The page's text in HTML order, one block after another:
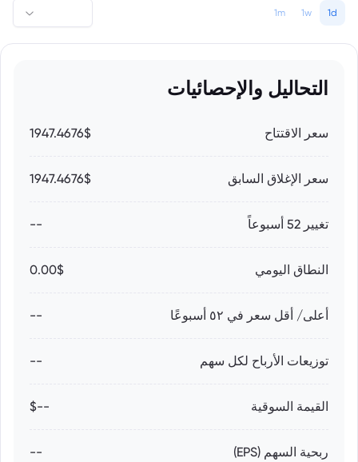
1d
1w
1m
التحاليل والإحصائيات
سعر الاقتتاح 1947.4676$
سعر الإغلاق السابق 1947.4676$
تغيير 52 أسبوعاً --
النطاق اليومي 0.00$
أعلى/ أقل سعر في ٥٢ أسبوعًا --
توزيعات الأرباح لكل سهم --
القيمة السوقية --$
ربحية السهم (EPS) --